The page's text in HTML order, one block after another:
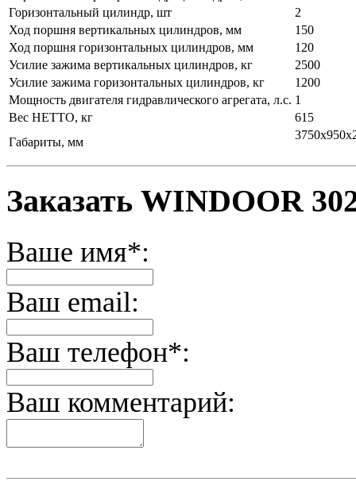
Горизонтальный цилиндр, шт
2
Ход поршня вертикальных цилиндров, мм
150
Ход поршня горизонтальных цилиндров, мм
120
Усилие зажима вертикальных цилиндров, кг
2500
Усилие зажима горизонтальных цилиндров, кг
1200
Мощность двигателя гидравлического агрегата, л.с. 1
Вес НЕТТО, кг
615
Габариты, мм
Заказать WINDOOR
Ваше имя*:
Ваш email:
Ваш телефон*:
Ваш комментарий: